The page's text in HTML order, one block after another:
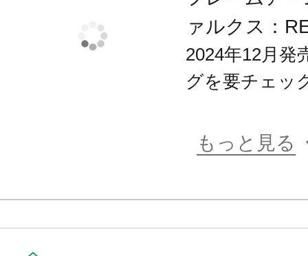
※本商品のフレームアーキテクトに
※画像は開発中のイメージです。実
※本製品はお客様ご自身で組み立て
ァルクス：
2024年12月発
グを要チェッ
もっと見る